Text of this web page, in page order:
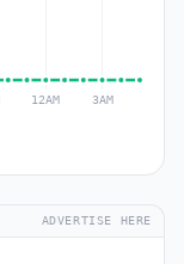
ADVERTISE HERE